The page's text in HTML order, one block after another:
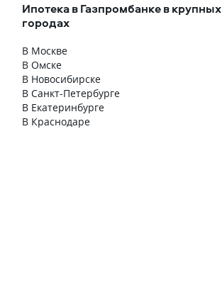
Ипотека в Газпромбанке в крупных
городах
В Москве
В Омске
В Новосибирске
В Санкт-Петербурге
В Екатеринбурге
В Краснодаре